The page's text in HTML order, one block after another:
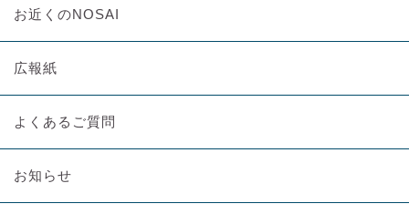
お近くのNOSAI
広報紙
よくあるご質問
お知らせ